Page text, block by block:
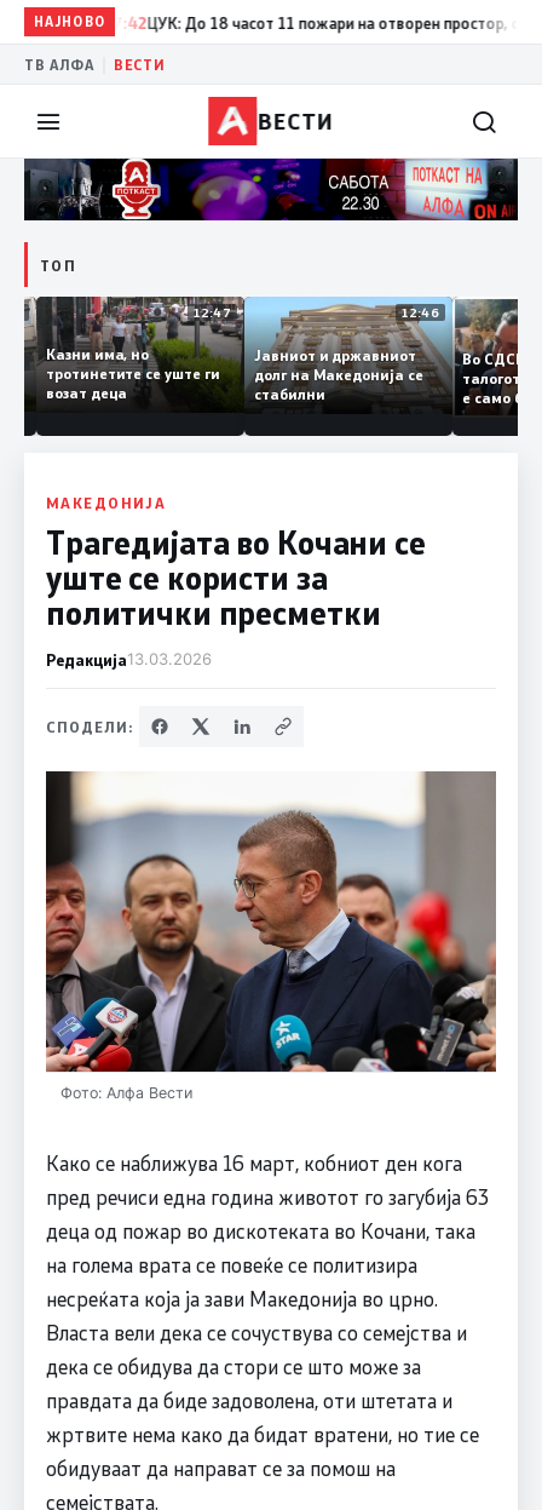
НАЈНОВО
17:42 ЦУК: До 18 часот 11 пожари на отворен простор, од кои
ТВ АЛФА ВЕСТИ
ВЕСТИ
ТОП
12:50
и
12:47
Казни има, но
тротинетите се уште ги
возат деца
12:46
Јавниот и државниот
долг на Македонија се
стабилни
Во
е само
копија
Заев
МАКЕДОНИЈА
Трагедијата во Kочани се
уште се користи за
политички пресметки
Редакција13.03.2026
СПОДЕЛИ:
Фото: Алфа Вести
Како се наближува 16 март, кобниот ден кога
пред речиси една година животот го загубија 63
деца од пожар во дискотеката во Кочани, така
на голема врата се повеќе се политизира
несреќата која ја зави Македонија во црно.
Власта вели дека се сочуствува со семејства и
дека се обидува да стори се што може за
правдата да биде задоволена, оти штетата и
жртвите нема како да бидат вратени, но тие се
обидуваат да направат се за помош на
семејствата.